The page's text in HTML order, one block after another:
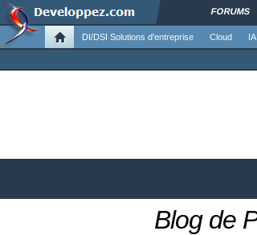
FORUMS
DI/DSI Solutions d'entreprise Cloud IA
Blog de